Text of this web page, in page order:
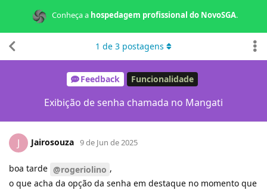
Conheça a hospedagem profissional do NovoSGA.
Feedback Funcionalidade
Exibição de senha chamada no Mangati
1 de 3 postagens
J Jairosouza 9 de Jun de 2025
boa tarde @rogeriolino ,
o que acha da opção da senha em destaque no momento que